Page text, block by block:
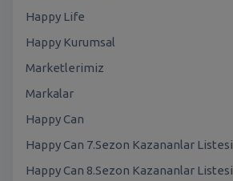
Happy Life
Happy Kurumsal
Marketlerimiz
Markalar
Happy Can
Happy Can 7.Sezon Kazananlar Listesi
Happy Can 8.Sezon Kazananlar Listesi